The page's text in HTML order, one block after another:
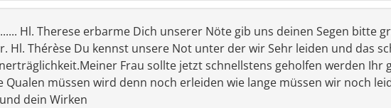
Hl. Therese erbarme Dich unserer Nöte gib uns deinen Segen
Hl. Thérèse Du kennst unsere Not unter der wir Sehr leiden und das
Frau sollte jetzt schnellstens geholfen werden
müssen wird denn noch erleiden wie lange müssen wir noch
dein Wirken